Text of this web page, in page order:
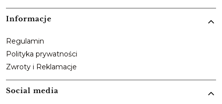
Informacje
Regulamin
Polityka prywatności
Zwroty i Reklamacje
Social media